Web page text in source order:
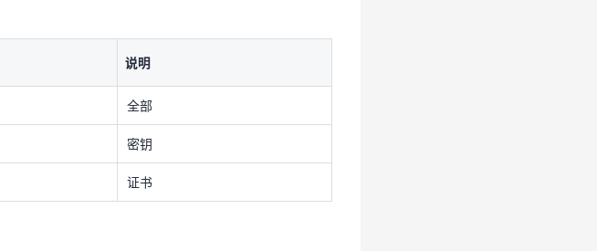
说明
禁用
启用
说明
全部
密钥
证书